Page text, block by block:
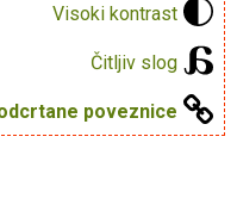
Visoki kontrast
Čitljiv slog
poveznice